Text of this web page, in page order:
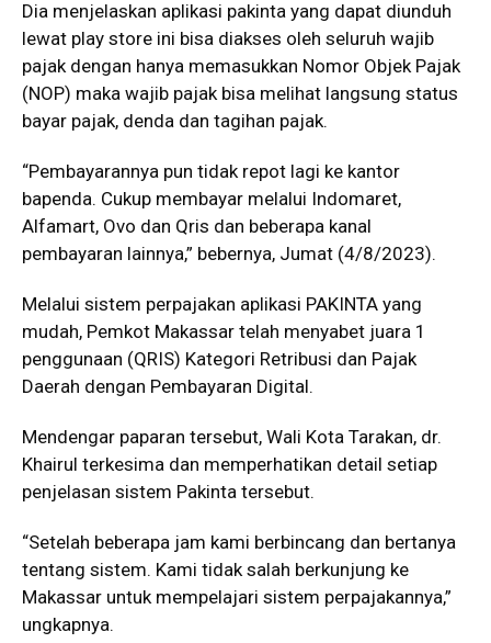
Dia menjelaskan aplikasi pakinta yang dapat diunduh
lewat play store ini bisa diakses oleh seluruh wajib
pajak dengan hanya memasukkan Nomor Objek Pajak
(NOP) maka wajib pajak bisa melihat langsung status
bayar pajak, denda dan tagihan pajak.
“Pembayarannya pun tidak repot lagi ke kantor
bapenda. Cukup membayar melalui Indomaret,
Alfamart, Ovo dan Qris dan beberapa kanal
pembayaran lainnya,” bebernya, Jumat (4/8/2023).
Melalui sistem perpajakan aplikasi PAKINTA yang
mudah, Pemkot Makassar telah menyabet juara 1
penggunaan (QRIS) Kategori Retribusi dan Pajak
Daerah dengan Pembayaran Digital.
Mendengar paparan tersebut, Wali Kota Tarakan, dr.
Khairul terkesima dan memperhatikan detail setiap
penjelasan sistem Pakinta tersebut.
“Setelah beberapa jam kami berbincang dan bertanya
tentang sistem. Kami tidak salah berkunjung ke
Makassar untuk mempelajari sistem perpajakannya,”
ungkapnya.